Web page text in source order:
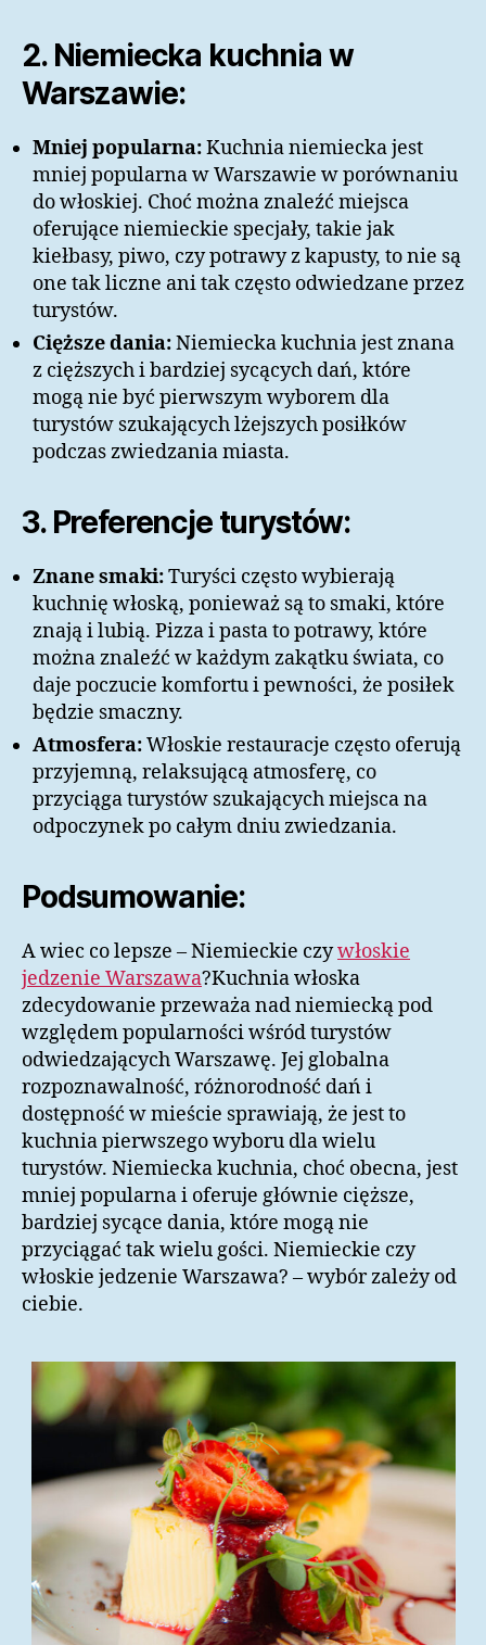
2. Niemiecka kuchnia w
Warszawie:
Mniej popularna:Kuchnia niemiecka jest
mniej popularna w Warszawie w porównaniu
do włoskiej. Choć można znaleźć miejsca
oferujące niemieckie specjały, takie jak
kiełbasy, piwo, czy potrawy z kapusty, to nie są
one tak liczne ani tak często odwiedzane przez
turystów.
Cięższe dania:Niemiecka kuchnia jest znana
z cięższych i bardziej sycących dań, które
mogą nie być pierwszym wyborem dla
turystów szukających lżejszych posiłków
podczas zwiedzania miasta.
3. Preferencje turystów:
Znane smaki:Turyści często wybierają
kuchnię włoską, ponieważ są to smaki, które
znają i lubią. Pizza i pasta to potrawy, które
można znaleźć w każdym zakątku świata, co
daje poczucie komfortu i pewności, że posiłek
będzie smaczny.
Atmosfera:Włoskie restauracje często oferują
przyjemną, relaksującą atmosferę, co
przyciąga turystów szukających miejsca na
odpoczynek po całym dniu zwiedzania.
Podsumowanie:
A wiec co lepsze – Niemieckie czywłoskie
jedzenie Warszawa?Kuchnia włoska
zdecydowanie przeważa nad niemiecką pod
względem popularności wśród turystów
odwiedzających Warszawę. Jej globalna
rozpoznawalność, różnorodność dań i
dostępność w mieście sprawiają, że jest to
kuchnia pierwszego wyboru dla wielu
turystów. Niemiecka kuchnia, choć obecna, jest
mniej popularna i oferuje głównie cięższe,
bardziej sycące dania, które mogą nie
przyciągać tak wielu gości. Niemieckie czy
włoskie jedzenie Warszawa? – wybór zależy od
ciebie.